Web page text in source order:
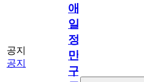
공지
공지
애
일
정
만
구